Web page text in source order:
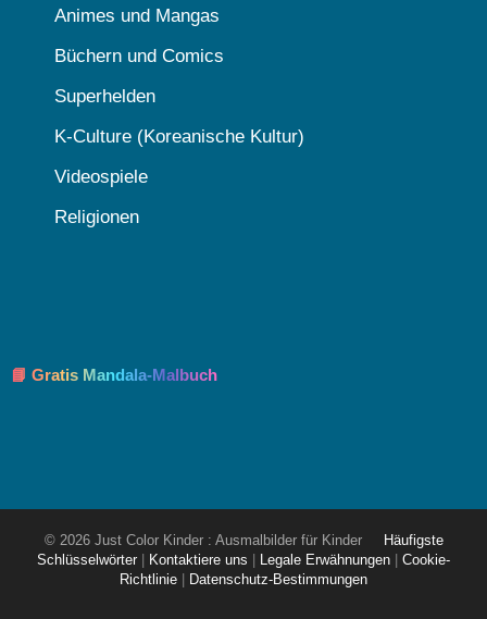
Animes und Mangas
Büchern und Comics
Superhelden
K-Culture (Koreanische Kultur)
Videospiele
Religionen
📘 Gratis Mandala-Malbuch
© 2026 Just Color Kinder : Ausmalbilder für Kinder
Häufigste
Schlüsselwörter
Kontaktiere uns Legale Erwähnungen
Cookie-
Richtlinie
Datenschutz-Bestimmungen